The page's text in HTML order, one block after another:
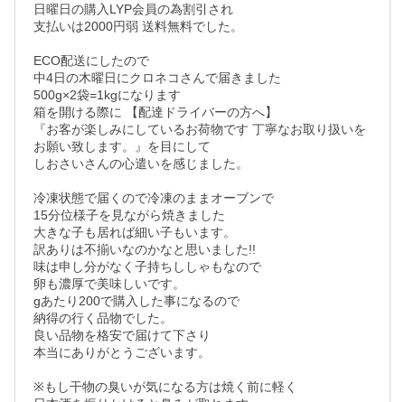
日曜日の購入LYP会員の為割引され
支払いは2000円弱 送料無料でした。
ECO配送にしたので
中4日の木曜日にクロネコさんで届きました
500g×2袋=1kgになります
箱を開ける際に 【配達ドライバーの方へ】
『お客が楽しみにしているお荷物です 丁寧なお取り扱いを
お願い致します。』を目にして
しおさいさんの心遣いを感じました。
冷凍状態で届くので冷凍のままオーブンで
15分位様子を見ながら焼きました
大きな子も居れば細い子もいます。
訳ありは不揃いなのかなと思いました!!
味は申し分がなく子持ちししゃもなので
卵も濃厚で美味しいです。
gあたり200で購入した事になるので
納得の行く品物でした。
良い品物を格安で届けて下さり
本当にありがとうございます。
※もし干物の臭いが気になる方は焼く前に軽く